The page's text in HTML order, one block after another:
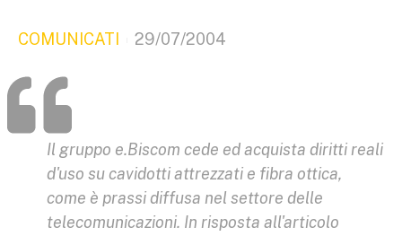
COMUNICATI 29/07/2004
Il gruppo e.Biscom cede ed acquista diritti reali
d'uso su cavidotti attrezzati e fibra ottica,
come è prassi diffusa nel settore delle
telecomunicazioni. In risposta all'articolo